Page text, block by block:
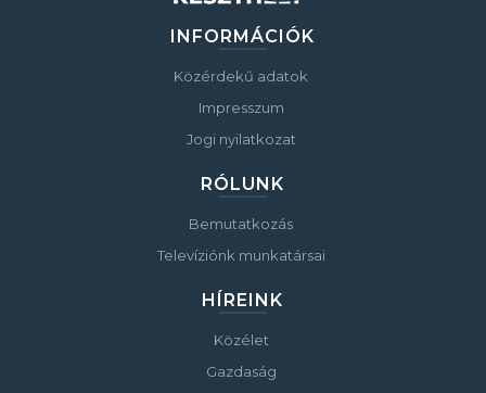
INFORMÁCIÓK
Közérdekű adatok
Impresszum
Jogi nyilatkozat
RÓLUNK
Bemutatkozás
Televíziónk munkatársai
HÍREINK
Közélet
Gazdaság